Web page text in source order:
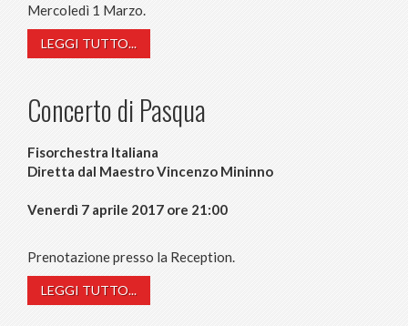
Mercoledì 1 Marzo.
LEGGI TUTTO...
Concerto di Pasqua
Fisorchestra Italiana
Diretta dal Maestro Vincenzo Mininno
Venerdì 7 aprile 2017 ore 21:00
Prenotazione presso la Reception.
LEGGI TUTTO...